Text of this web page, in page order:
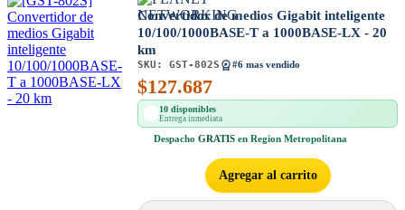
Convertidor de medios Gigabit inteligente
10/100/1000BASE-T a 1000BASE-LX - 20
km
SKU: GST-802S #6 mas vendido
$127.687
10 disponibles
Entrega inmediata
Despacho GRATIS en Region Metropolitana
Agregar al carrito